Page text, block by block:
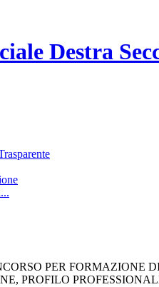
Destra
PER FORMAZIONE
PROFILO